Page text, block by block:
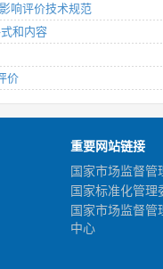
响评价技术规范
和内容
价
重要网站链接
国家市场监督管
国家标准化管理
国家市场监督管
中心